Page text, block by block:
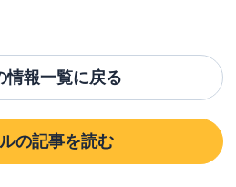
情報一覧に戻る
の記事を読む